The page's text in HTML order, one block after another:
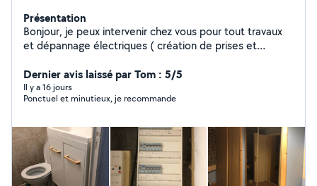
Présentation
Bonjour, je peux intervenir chez vous pour tout travaux
et dépannage électriques ( création de prises et
plaque chauffante - hotte , installation de
suspension,d'appliques et de chauffage électrique ),
j'effectue aussi tout travaux de bricolage et montage de
prix raisonnable. Vous pouvez me contacter en direct au
06-87-43-54-04 pour tout vos besoins. Merci d'avance
pour votre confiance.
Dernier avis laissé par Tom : 5/5
Il y a 16 jours
Ponctuel et minutieux, je recommande